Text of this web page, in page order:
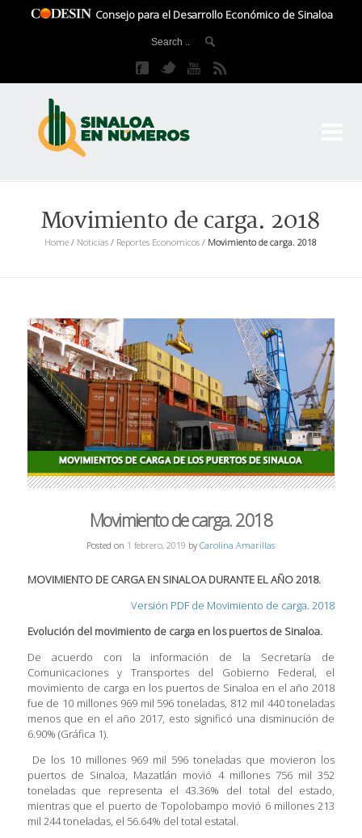
Consejo para el Desarrollo Económico de Sinaloa
Movimiento de carga. 2018
Home / Noticias / Reportes Economicos / Movimiento de carga. 2018
Movimiento de carga. 2018
Posted on 1 febrero, 2019 by Carolina Amarillas
MOVIMIENTO DE CARGA EN SINALOA DURANTE EL AÑO 2018.
Versión PDF de Movimiento de carga. 2018
Evolución del movimiento de carga en los puertos de Sinaloa.
De acuerdo con la información de la Secretaría de
Comunicaciones y Transportes del Gobierno Federal, el
movimiento de carga en los puertos de Sinaloa en el año 2018
fue de 10 millones 969 mil 596 toneladas, 812 mil 440 toneladas
menos que en el año 2017, esto significó una disminución de
6.90% (Gráfica 1).
De los 10 millones 969 mil 596 toneladas que movieron los
puertos de Sinaloa, Mazatlán movió 4 millones 756 mil 352
toneladas que representa el 43.36% del total del estado,
mientras que el puerto de Topolobampo movió 6 millones 213
mil 244 toneladas, el 56.64% del total estatal.